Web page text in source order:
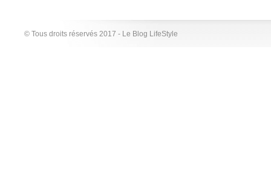
© Tous droits réservés 2017 - Le Blog LifeStyle